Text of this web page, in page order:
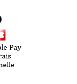
Pay